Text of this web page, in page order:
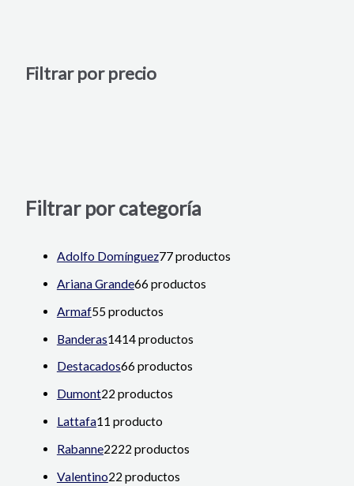
Filtrar por precio
Filtrar por categoría
Adolfo Domínguez77 productos
Ariana Grande66 productos
Armaf55 productos
Banderas1414 productos
Destacados66 productos
Dumont22 productos
Lattafa11 producto
Rabanne2222 productos
Valentino22 productos